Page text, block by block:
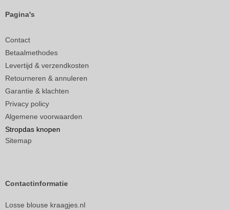
Pagina's
Contact
Betaalmethodes
Levertijd & verzendkosten
Retourneren & annuleren
Garantie & klachten
Privacy policy
Algemene voorwaarden
Stropdas knopen
Sitemap
Contactinformatie
Losse blouse kraagjes.nl